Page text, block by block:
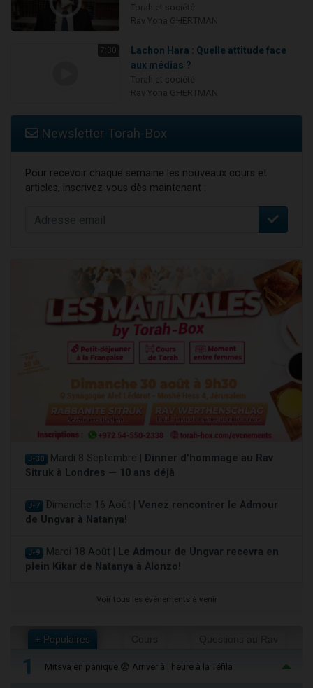
7:30
Lachon Hara : Quelle attitude face
aux médias ?
Newsletter Torah-Box
Pour recevoir chaque semaine les nouveaux cours et
articles, inscrivez-vous dès maintenant :
J-30 Mardi 8 Septembre |
Dinner d'hommage au Rav
Sitruk à Londres — 10 ans déjà
J-7 Dimanche 16 Août | Venez rencontrer le Admour
de Ungvar à Natanya!
J-9 Mardi 18 Août |
Le Admour de Ungvar recevra en
plein Kikar de Natanya à Alonzo!
Voir tous les événements à venir
+ Populaires
1 Mitsva en panique 😨 Arriver à l'heure à la Téfila